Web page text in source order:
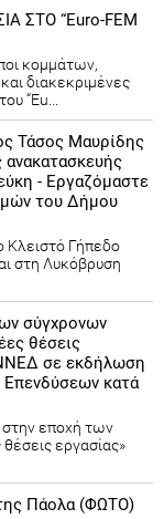
ΣΤΟ “Euro-FEM
κομμάτων,
διακεκριμένες
“Eu...
Τάσος Μαυρίδης
- Εργαζόμαστε
του Δήμου
Κλειστό Γήπεδο
στη Λυκόβρυση
σύγχρονων
θέσεις
σε εκδήλωση
Επενδύσεων κατά
εποχή των
εργασίας»
Πάολα (ΦΩΤΟ)